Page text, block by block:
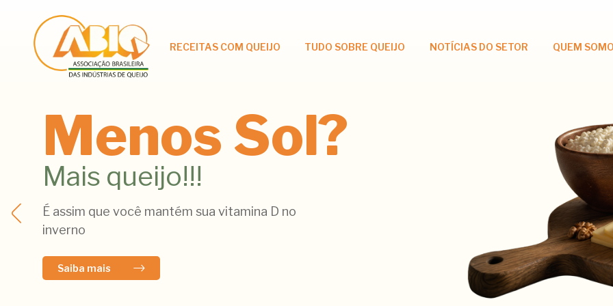
RECEITAS COM QUEIJO TUDO SOBRE QUEIJO NOTÍCIAS DO SETOR QUEM
Menos Sol?
Mais queijo!!!
É assim que você mantém sua vitamina D no
inverno
Saiba mais